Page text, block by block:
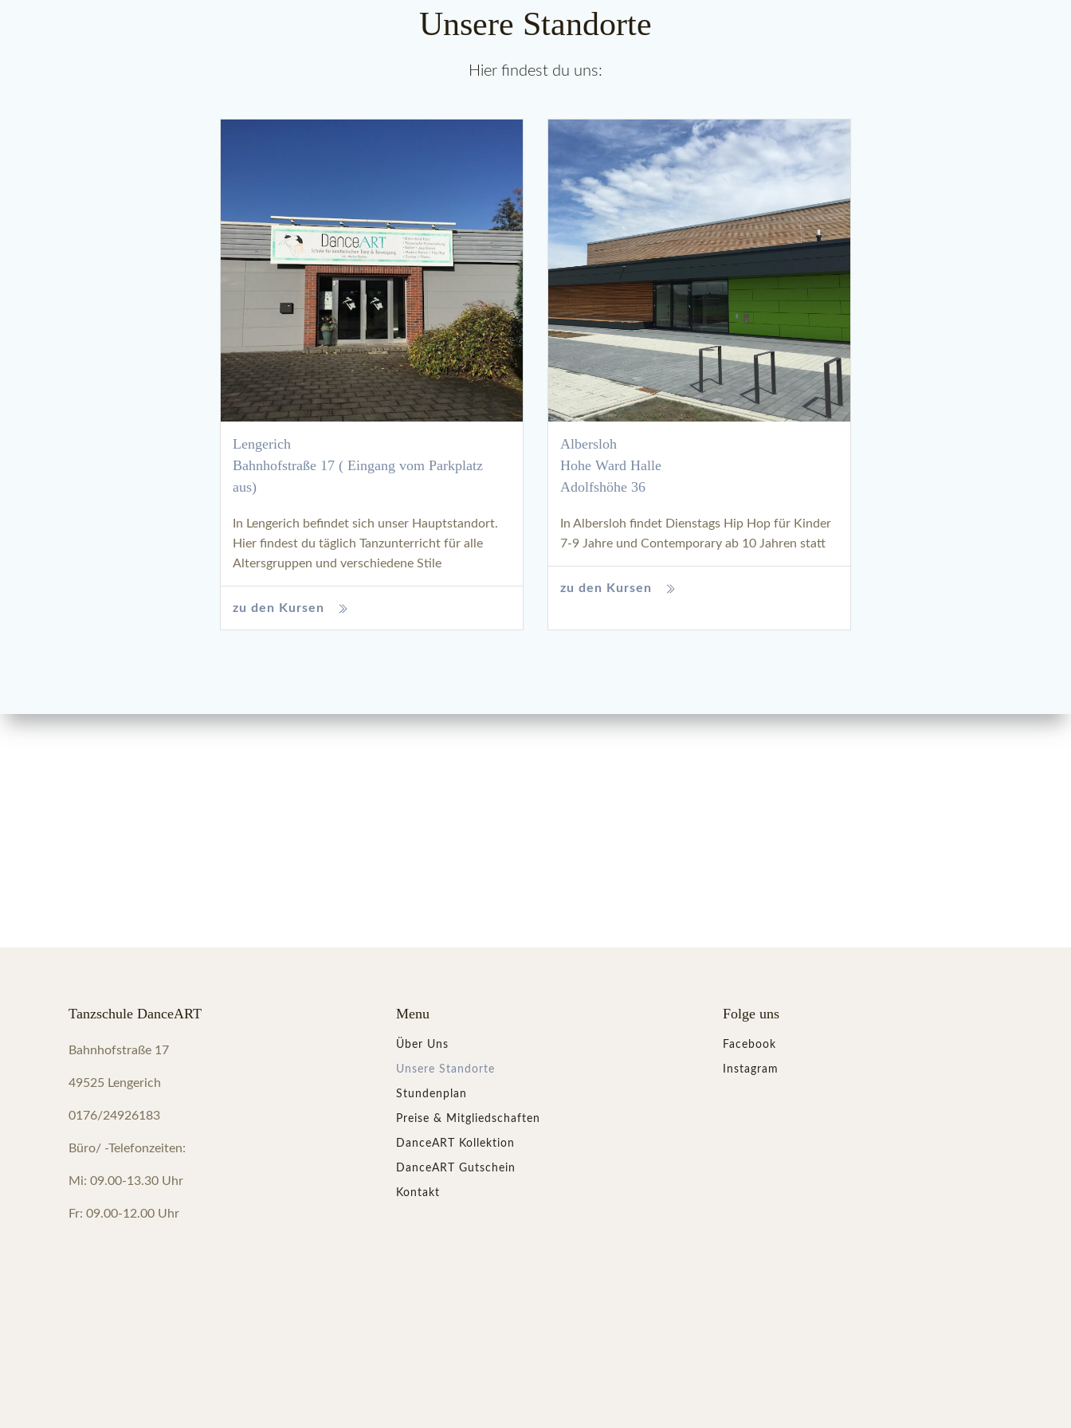
Unsere Standorte
Hier findest du uns:
Lengerich
Bahnhofstraße 17 ( Eingang vom Parkplatz
aus)
In Lengerich befindet sich unser Hauptstandort.
Hier findest du täglich Tanzunterricht für alle
Altersgruppen und verschiedene Stile
zu den Kursen
Albersloh
Hohe Ward Halle
Adolfshöhe 36
In Albersloh findet Dienstags Hip Hop für Kinder
7-9 Jahre und Contemporary ab 10 Jahren statt
zu den Kursen
Tanzschule DanceART
Bahnhofstraße 17
49525 Lengerich
0176/24926183
Büro/ -Telefonzeiten:
Mi: 09.00-13.30 Uhr
Fr: 09.00-12.00 Uhr
Menu
Über Uns
Unsere Standorte
Stundenplan
Preise & Mitgliedschaften
DanceART Kollektion
DanceART Gutschein
Kontakt
Folge uns
Facebook
Instagram